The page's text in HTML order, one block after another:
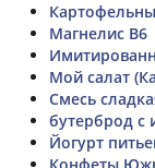
Магнелис В6
Мой салат
Смесь
бутерброд с
Йогурт